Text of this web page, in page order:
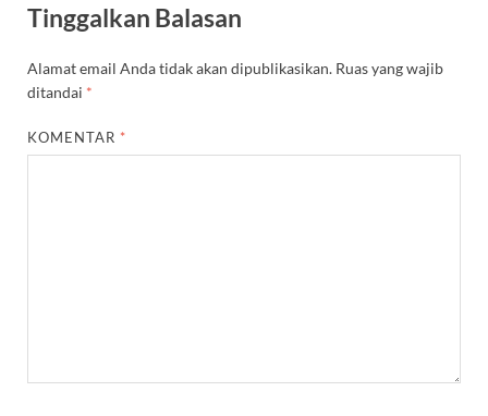
Tinggalkan Balasan
Alamat email Anda tidak akan dipublikasikan. Ruas yang wajib
ditandai *
KOMENTAR *